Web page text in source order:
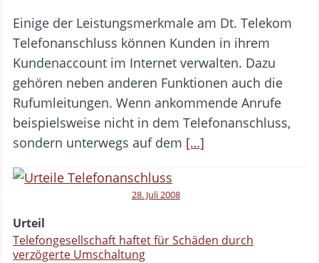
Einige der Leistungsmerkmale am Dt. Telekom
Telefonanschluss können Kunden in ihrem
Kundenaccount im Internet verwalten. Dazu
gehören neben anderen Funktionen auch die
Rufumleitungen. Wenn ankommende Anrufe
beispielsweise nicht in dem Telefonanschluss,
sondern unterwegs auf dem […]
28. Juli 2008
Urteil
Telefongesellschaft haftet für Schäden durch
verzögerte Umschaltung